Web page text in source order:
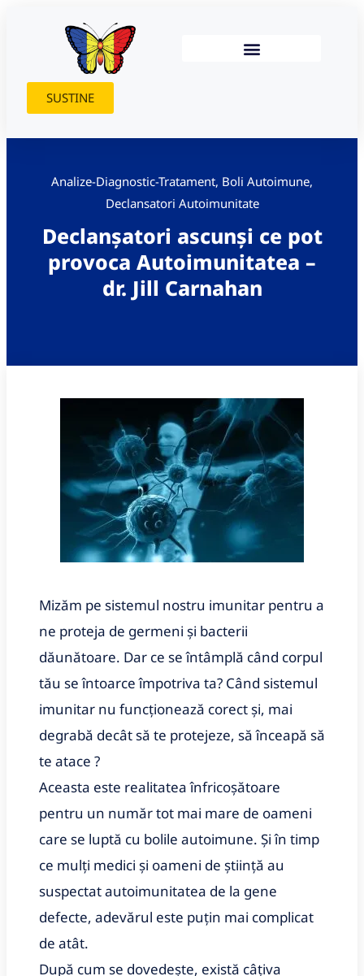
SUSTINE
Analize-Diagnostic-Tratament, Boli Autoimune,
Declansatori Autoimunitate
Declanșatori ascunși ce pot
provoca Autoimunitatea –
dr. Jill Carnahan
Mizăm pe sistemul nostru imunitar pentru a
ne proteja de germeni și bacterii
dăunătoare. Dar ce se întâmplă când corpul
tău se întoarce împotriva ta? Când sistemul
imunitar nu funcționează corect și, mai
degrabă decât să te protejeze, săînceapă să
te atace ?
Aceasta este realitatea înfricoșătoare
pentru un număr tot mai mare de oameni
care se luptă cu bolile autoimune. Și în timp
ce mulți medici și oameni de știință au
suspectat autoimunitatea de la gene
defecte, adevărul este puțin mai complicat
de atât.
După cum se dovedește, există câțiva